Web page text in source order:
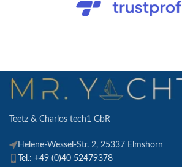
Teetz & Charlos tech1 GbR
Helene-Wessel-Str. 2, 25337 Elmshorn
Tel.: +49 (0)40 52479378